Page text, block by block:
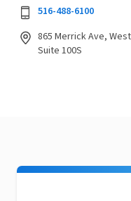
516-488-6100
865 Merrick Ave,
Suite 100S